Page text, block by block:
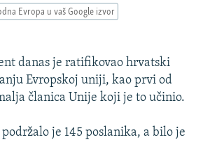
Evropa u vaš Google izvor
danas je ratifikovao hrvatski
Evropskoj uniji, kao prvi od
članica Unije koji je to učinio.
je 145 poslanika, a bilo je